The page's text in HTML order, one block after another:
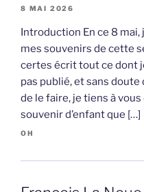
8 MAI 2026
Introduction En ce 8 mai,
mes souvenirs de cette
certes écrit tout ce dont
pas publié, et sans
de le faire, je tiens à
souvenir d’enfant que […]
OH